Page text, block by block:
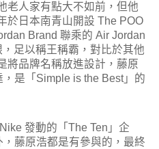
老人家有點大不如前，但他
於日本南青山開設 The POO
Brand 聯乘的 Air Jordan
足以稱王稱霸，對比於其他
將品牌名稱放進設計，藤原
是「Simple is the Best」的
發動的「The Ten」企
藤原浩都是有參與的，最終